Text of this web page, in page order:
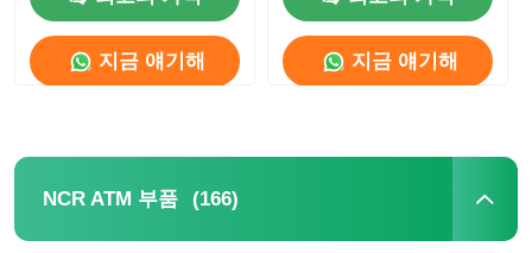
회사 소개
품질 관리
지금 얘기해 지금 얘기해
NCR ATM 부품 (166)